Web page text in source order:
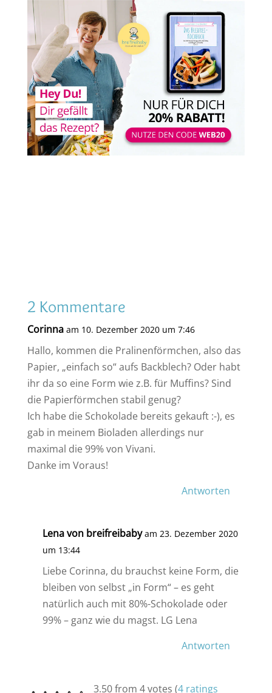
2 Kommentare
Corinna am 10. Dezember 2020 um 7:46
Hallo, kommen die Pralinenförmchen, also das
Papier, „einfach so“ aufs Backblech? Oder habt
ihr da so eine Form wie z.B. für Muffins? Sind
die Papierförmchen stabil genug?
Ich habe die Schokolade bereits gekauft :-), es
gab in meinem Bioladen allerdings nur
maximal die 99% von Vivani.
Danke im Voraus!
Antworten
Lena von breifreibaby am 23. Dezember 2020
um 13:44
Liebe Corinna, du brauchst keine Form, die
bleiben von selbst „in Form“ – es geht
natürlich auch mit 80%-Schokolade oder
99% – ganz wie du magst. LG Lena
Antworten
3.50 from 4 votes (4 ratings